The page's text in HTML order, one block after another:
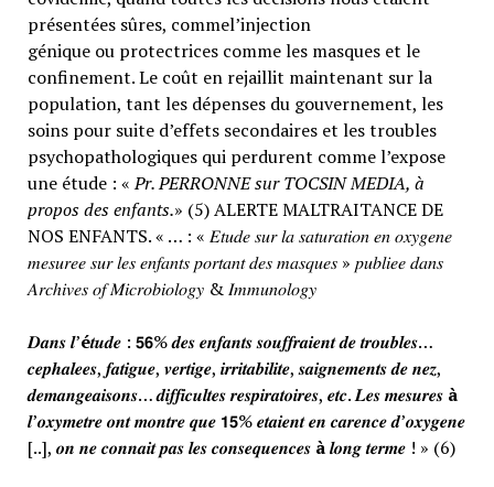
présentées sûres, commel’injection
génique ou protectrices comme les masques et le
confinement. Le coût en rejaillit maintenant sur la
population, tant les dépenses du gouvernement, les
soins pour suite d’effets secondaires et les troubles
psychopathologiques qui perdurent comme l’expose
une étude : «Pr. PERRONNE sur TOCSIN MEDIA, à
propos des enfants.» (5) ALERTE MALTRAITANCE DE
NOS ENFANTS. « … : « 𝐸𝑡𝑢𝑑𝑒 𝑠𝑢𝑟 𝑙𝑎 𝑠𝑎𝑡𝑢𝑟𝑎𝑡𝑖𝑜𝑛 𝑒𝑛 𝑜𝑥𝑦𝑔𝑒𝑛𝑒
𝑚𝑒𝑠𝑢𝑟𝑒𝑒 𝑠𝑢𝑟 𝑙𝑒𝑠 𝑒𝑛𝑓𝑎𝑛𝑡𝑠 𝑝𝑜𝑟𝑡𝑎𝑛𝑡 𝑑𝑒𝑠 𝑚𝑎𝑠𝑞𝑢𝑒𝑠 » 𝑝𝑢𝑏𝑙𝑖𝑒𝑒 𝑑𝑎𝑛𝑠
𝐴𝑟𝑐ℎ𝑖𝑣𝑒𝑠 𝑜𝑓 𝑀𝑖𝑐𝑟𝑜𝑏𝑖𝑜𝑙𝑜𝑔𝑦 & 𝐼𝑚𝑚𝑢𝑛𝑜𝑙𝑜𝑔𝑦
𝑫𝒂𝒏𝒔 𝒍’é𝒕𝒖𝒅𝒆 : 𝟱𝟲% 𝒅𝒆𝒔 𝒆𝒏𝒇𝒂𝒏𝒕𝒔 𝒔𝒐𝒖𝒇𝒇𝒓𝒂𝒊𝒆𝒏𝒕 𝒅𝒆 𝒕𝒓𝒐𝒖𝒃𝒍𝒆𝒔…
𝒄𝒆𝒑𝒉𝒂𝒍𝒆𝒆𝒔, 𝒇𝒂𝒕𝒊𝒈𝒖𝒆, 𝒗𝒆𝒓𝒕𝒊𝒈𝒆, 𝒊𝒓𝒓𝒊𝒕𝒂𝒃𝒊𝒍𝒊𝒕𝒆, 𝒔𝒂𝒊𝒈𝒏𝒆𝒎𝒆𝒏𝒕𝒔 𝒅𝒆 𝒏𝒆𝒛,
𝒅𝒆𝒎𝒂𝒏𝒈𝒆𝒂𝒊𝒔𝒐𝒏𝒔… 𝒅𝒊𝒇𝒇𝒊𝒄𝒖𝒍𝒕𝒆𝒔 𝒓𝒆𝒔𝒑𝒊𝒓𝒂𝒕𝒐𝒊𝒓𝒆𝒔, 𝒆𝒕𝒄. 𝑳𝒆𝒔 𝒎𝒆𝒔𝒖𝒓𝒆𝒔 à
𝒍’𝒐𝒙𝒚𝒎𝒆𝒕𝒓𝒆 𝒐𝒏𝒕 𝒎𝒐𝒏𝒕𝒓𝒆 𝒒𝒖𝒆 𝟭𝟱% 𝒆𝒕𝒂𝒊𝒆𝒏𝒕 𝒆𝒏 𝒄𝒂𝒓𝒆𝒏𝒄𝒆 𝒅’𝒐𝒙𝒚𝒈𝒆𝒏𝒆
[..], 𝒐𝒏 𝒏𝒆 𝒄𝒐𝒏𝒏𝒂𝒊𝒕 𝒑𝒂𝒔 𝒍𝒆𝒔 𝒄𝒐𝒏𝒔𝒆𝒒𝒖𝒆𝒏𝒄𝒆𝒔 à𝒍𝒐𝒏𝒈 𝒕𝒆𝒓𝒎𝒆 ! » (6)